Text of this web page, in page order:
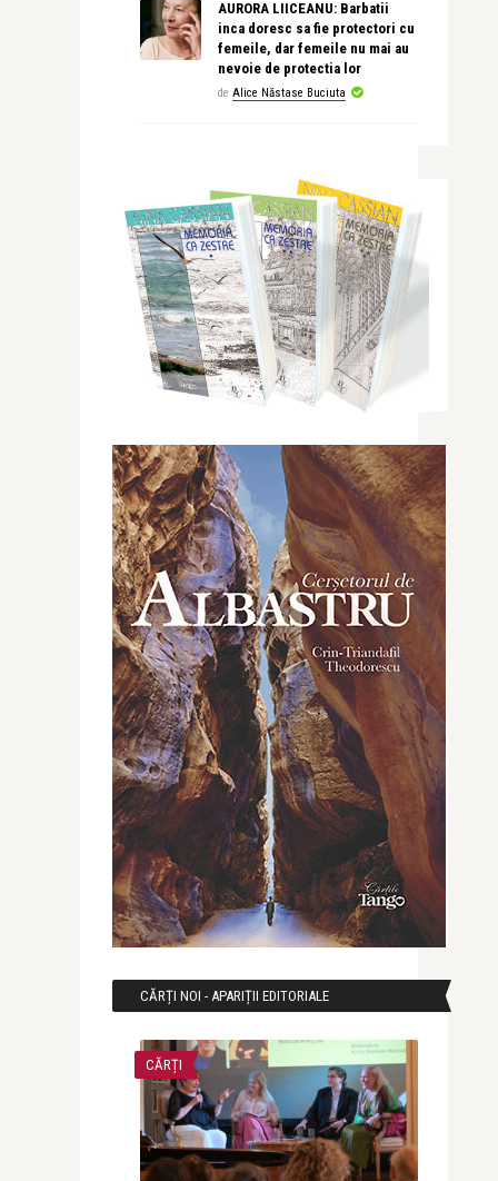
AURORA LIICEANU: Barbatii
inca doresc sa fie protectori cu
femeile, dar femeile nu mai au
nevoie de protectia lor
de Alice Năstase Buciuta
CĂRȚI NOI - APARIȚII EDITORIALE
CĂRȚI